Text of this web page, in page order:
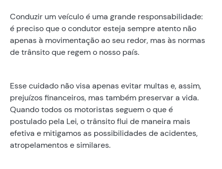
Conduzir um veículo é uma grande responsabilidade:
é preciso que o condutor esteja sempre atento não
apenas à movimentação ao seu redor, mas às normas
de trânsito que regem o nosso país.
Esse cuidado não visa apenas evitar multas e, assim,
prejuízos financeiros, mas também preservar a vida.
Quando todos os motoristas seguem o que é
postulado pela Lei, o trânsito flui de maneira mais
efetiva e mitigamos as possibilidades de acidentes,
atropelamentos e similares.